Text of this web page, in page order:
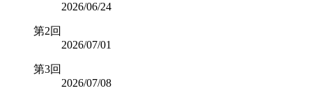
2026/06/24
第2回
2026/07/01
第3回
2026/07/08